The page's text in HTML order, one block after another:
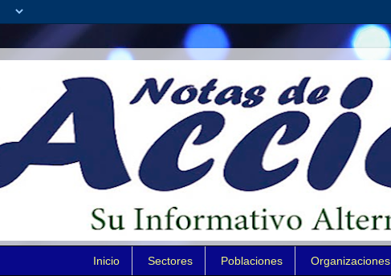
Inicio Sectores Poblaciones Organizaciones